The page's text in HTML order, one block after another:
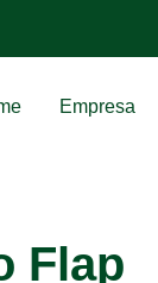
Empresa
Flap